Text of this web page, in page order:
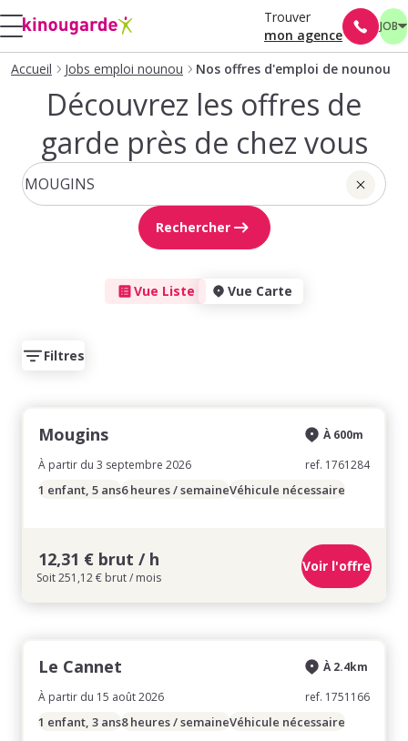
Trouver
mon agence
JOB
Accueil Jobs emploi nounou Nos offres d'emploi de nounou
Découvrez les offres de
garde près de chez vous
Rechercher
Vue Liste Vue Carte
Filtres
Mougins
À partir du 3 septembre 2026
À 600m
ref. 1761284
1 enfant, 5 ans6 heures / semaineVéhicule nécessaire
12,31 € brut / h
Soit 251,12 € brut / mois
Voir l'offre
Le Cannet
À partir du 15 août 2026
À 2.4km
ref. 1751166
1 enfant, 3 ans8 heures / semaineVéhicule nécessaire